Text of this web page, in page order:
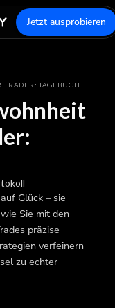
Jetzt ausprobieren
TAGEBUCH
Glück – sie
Sie mit den
präzise
verfeinern
zu echter